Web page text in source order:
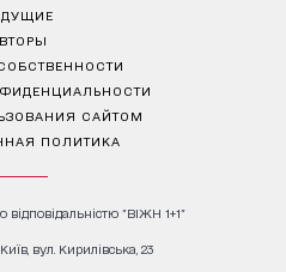
САЙТОМ
ПОЛИТИКА
"ВІЖН 1+1"
вул. Кирилівська, 23